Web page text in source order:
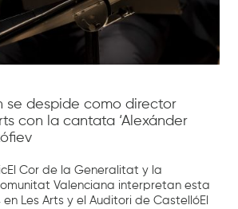
se despide como director
con la cantata ‘Alexánder
Cor de la Generalitat y la
Valenciana interpretan esta
Les Arts y el Auditori de CastellóEl